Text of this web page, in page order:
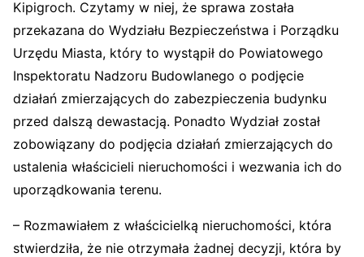
Kipigroch. Czytamy w niej, że sprawa została
przekazana do Wydziału Bezpieczeństwa i Porządku
Urzędu Miasta, który to wystąpił do Powiatowego
Inspektoratu Nadzoru Budowlanego o podjęcie
działań zmierzających do zabezpieczenia budynku
przed dalszą dewastacją. Ponadto Wydział został
zobowiązany do podjęcia działań zmierzających do
ustalenia właścicieli nieruchomości i wezwania ich do
uporządkowania terenu.
– Rozmawiałem z właścicielką nieruchomości, która
stwierdziła, że nie otrzymała żadnej decyzji, która by